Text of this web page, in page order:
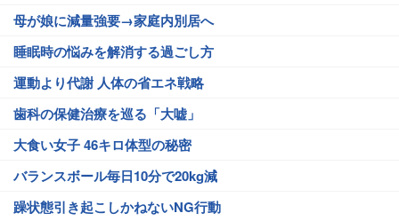
母が娘に減量強要→家庭内別居へ
睡眠時の悩みを解消する過ごし方
運動より代謝 人体の省エネ戦略
歯科の保健治療を巡る「大嘘」
大食い女子 46キロ体型の秘密
バランスボール毎日10分で20kg減
躁状態引き起こしかねないNG行動